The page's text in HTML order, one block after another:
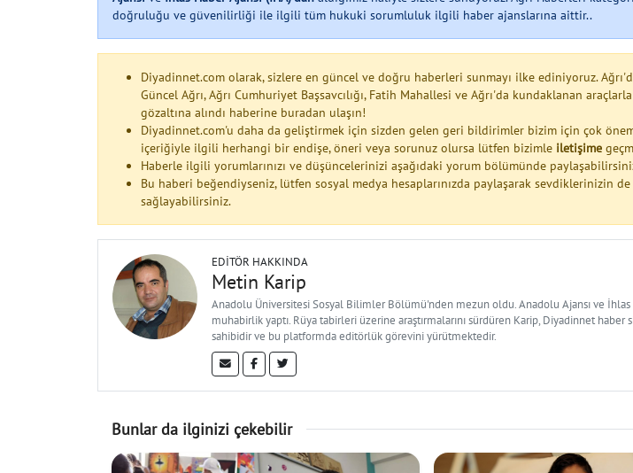
doğruluğu ve güvenilirliği ile ilgili tüm hukuki sorumluluk ilgili haber ajanslarına aittir..
Diyadinnet.com olarak, sizlere en güncel ve doğru haberleri sunmayı ilke ediniyoruz.
Güncel Ağrı, Ağrı Cumhuriyet Başsavcılığı, Fatih Mahallesi ve Ağrı'da kundaklanan
gözaltına alındı haberine buradan ulaşın!
Diyadinnet.com'u daha da geliştirmek için sizden gelen geri bildirimler bizim için çok
içeriğiyle ilgili herhangi bir endişe, öneri veya sorunuz olursa lütfen bizimle iletişime
Haberle ilgili yorumlarınızı ve düşüncelerinizi aşağıdaki yorum bölümünde
Bu haberi beğendiyseniz, lütfen sosyal medya hesaplarınızda paylaşarak sevdiklerinizin de
sağlayabilirsiniz.
EDITÖR HAKKINDA
Metin Karip
Anadolu Üniversitesi Sosyal Bilimler Bölümü'nden mezun oldu. Anadolu Ajansı ve İhlas
muhabirlik yaptı. Rüya tabirleri üzerine araştırmalarını sürdüren Karip, Diyadinnet haber
sahibidir ve bu platformda editörlük görevini yürütmektedir.
Bunlar da ilginizi çekebilir